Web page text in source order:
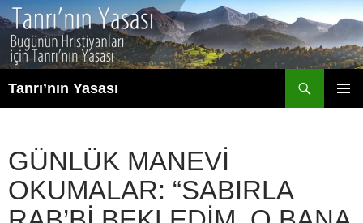
İçeriğe
atla
Tanrı’nın Yasası
GÜNLÜK MANEVI
OKUMALAR: “SABIRLA